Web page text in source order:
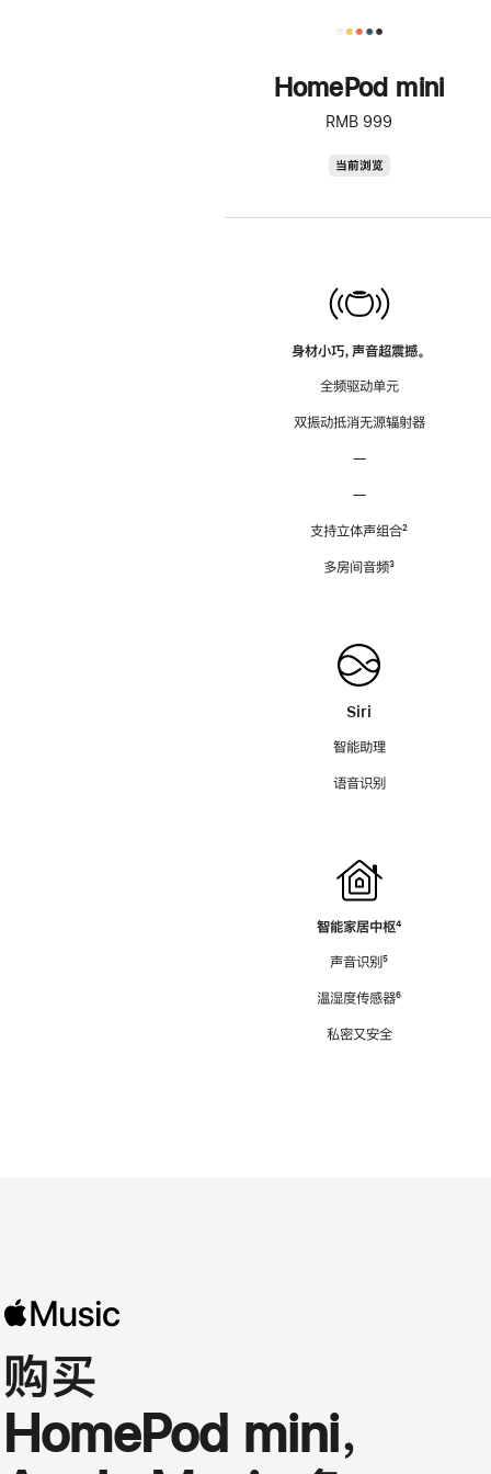
HomePod mini
RMB 999
当前浏览
身材小巧，声音超震撼。
全频驱动单元
双振动抵消无源辐射器
—
—
支持立体声组合脚
²
多房间音频脚
³
Siri
智能助理
语音识别
智能家居中枢脚
⁴
声音识别脚
⁵
温湿度传感器脚
⁶
私密又安全
购买
HomePod mini，